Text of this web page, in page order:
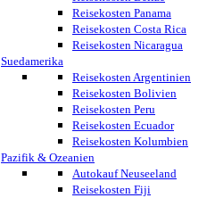
Reisekosten Panama
Reisekosten Costa Rica
Reisekosten Nicaragua
Suedamerika
Reisekosten Argentinien
Reisekosten Bolivien
Reisekosten Peru
Reisekosten Ecuador
Reisekosten Kolumbien
Pazifik & Ozeanien
Autokauf Neuseeland
Reisekosten Fiji